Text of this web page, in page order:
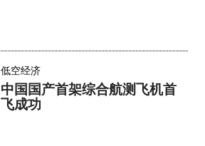
低空经济
中国国产首架综合航测飞机首
飞成功